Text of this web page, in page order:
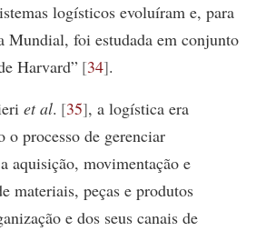
logísticos evoluíram e, para
Mundial, foi estudada em conjunto
Harvard” 34 .
et al. 35 , a logística era
o processo de gerenciar
aquisição, movimentação e
materiais, peças e produtos
e dos seus canais de